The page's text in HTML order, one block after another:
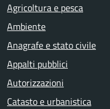
Agricoltura e pesca
Ambiente
Anagrafe e stato civile
Appalti pubblici
Autorizzazioni
Catasto e urbanistica